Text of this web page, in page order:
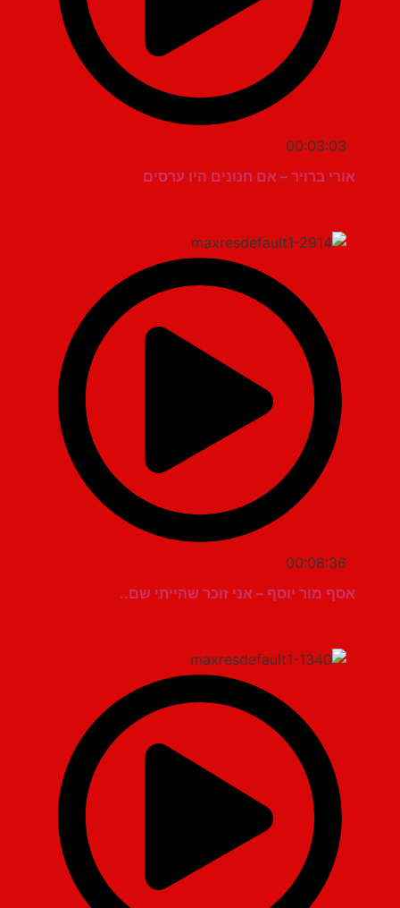
00:03:03
אורי ברויר – אם חנונים היו ערסים
00:08:36
אסף מור יוסף – אני זוכר שהייתי שם..